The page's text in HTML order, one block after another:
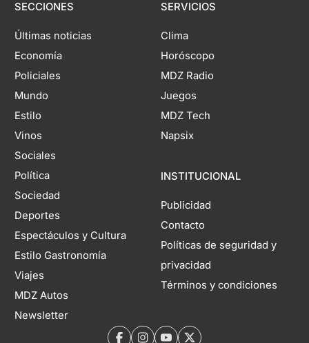
SECCIONES
Últimas noticias
Economía
Policiales
Mundo
Estilo
Vinos
Sociales
Política
Sociedad
Deportes
Espectáculos y Cultura
Estilo Gastronomía
Viajes
MDZ Autos
Newsletter
SERVICIOS
Clima
Horóscopo
MDZ Radio
Juegos
MDZ Tech
Napsix
INSTITUCIONAL
Publicidad
Contacto
Políticas de seguridad y
privacidad
Términos y condiciones